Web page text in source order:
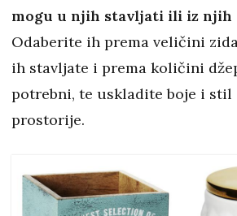
mogu u njih stavljati ili iz njih
Odaberite ih prema veličini
ih stavljate i prema količini
potrebni, te uskladite boje i stil
prostorije.